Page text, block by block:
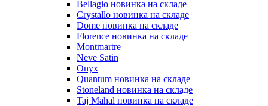
Bellagio новинка на складе
Crystallo новинка на складе
Dome новинка на складе
Florence новинка на складе
Montmartre
Neve Satin
Onyx
Quantum новинка на складе
Stoneland новинка на складе
Taj Mahal новинка на складе